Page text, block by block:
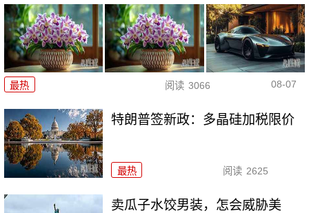
最热 阅读 3066 08-07
特朗普签新政：多晶硅加税限价
最热 阅读 2625
卖瓜子水饺男装，怎会威胁美